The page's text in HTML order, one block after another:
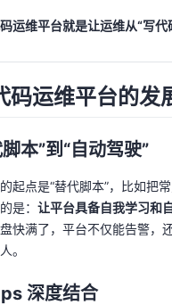
运维平台就是让运维从“写代
码运维平台的发
本”到“自动驾驶”
起点是“替代脚本”，比如把
是： 让平台具备自我学习和
快满了，平台不仅能告警，
。
深度结合